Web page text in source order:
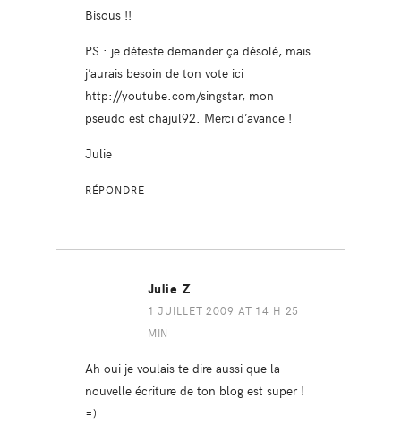
Bisous !!
PS : je déteste demander ça désolé, mais
j’aurais besoin de ton vote ici
http://youtube.com/singstar, mon
pseudo est chajul92. Merci d’avance !
Julie
RÉPONDRE
Julie Z
1 JUILLET 2009 AT 14 H 25
MIN
Ah oui je voulais te dire aussi que la
nouvelle écriture de ton blog est super !
=)